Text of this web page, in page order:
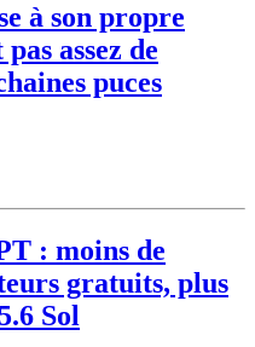
à son propre
assez de
puces
: moins de
gratuits, plus
Sol